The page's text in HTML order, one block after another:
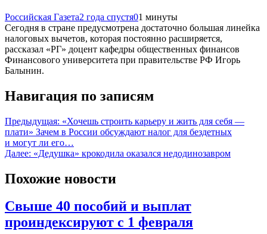
Российская Газета2 года спустя01 минуты
Сегодня в стране предусмотрена достаточно большая линейка
налоговых вычетов, которая постоянно расширяется,
рассказал «РГ» доцент кафедры общественных финансов
Финансового университета при правительстве РФ Игорь
Балынин.
Навигация по записям
Предыдущая: «Хочешь строить карьеру и жить для себя —
плати» Зачем в России обсуждают налог для бездетных
и могут ли его…
Далее: «Дедушка» крокодила оказался недодинозавром
Похожие новости
Свыше 40 пособий и выплат
проиндексируют с 1 февраля